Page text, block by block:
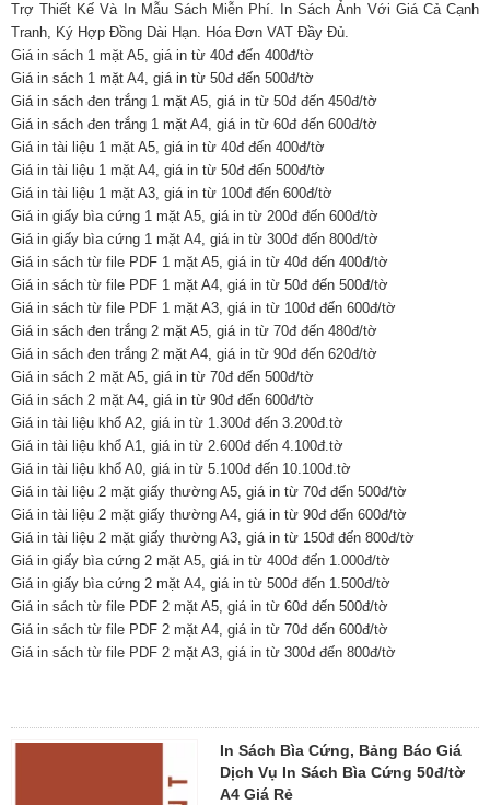
Trợ Thiết Kế Và In Mẫu Sách Miễn Phí. In Sách Ảnh Với Giá Cả Cạnh
Tranh, Ký Hợp Đồng Dài Hạn. Hóa Đơn VAT Đầy Đủ.
Giá in sách 1 mặt A5, giá in từ 40đ đến 400đ/tờ
Giá in sách 1 mặt A4, giá in từ 50đ đến 500đ/tờ
Giá in sách đen trắng 1 mặt A5, giá in từ 50đ đến 450đ/tờ
Giá in sách đen trắng 1 mặt A4, giá in từ 60đ đến 600đ/tờ
Giá in tài liệu 1 mặt A5, giá in từ 40đ đến 400đ/tờ
Giá in tài liệu 1 mặt A4, giá in từ 50đ đến 500đ/tờ
Giá in tài liệu 1 mặt A3, giá in từ 100đ đến 600đ/tờ
Giá in giấy bìa cứng 1 mặt A5, giá in từ 200đ đến 600đ/tờ
Giá in giấy bìa cứng 1 mặt A4, giá in từ 300đ đến 800đ/tờ
Giá in sách từ file PDF 1 mặt A5, giá in từ 40đ đến 400đ/tờ
Giá in sách từ file PDF 1 mặt A4, giá in từ 50đ đến 500đ/tờ
Giá in sách từ file PDF 1 mặt A3, giá in từ 100đ đến 600đ/tờ
Giá in sách đen trắng 2 mặt A5, giá in từ 70đ đến 480đ/tờ
Giá in sách đen trắng 2 mặt A4, giá in từ 90đ đến 620đ/tờ
Giá in sách 2 mặt A5, giá in từ 70đ đến 500đ/tờ
Giá in sách 2 mặt A4, giá in từ 90đ đến 600đ/tờ
Giá in tài liệu khổ A2, giá in từ 1.300đ đến 3.200đ.tờ
Giá in tài liệu khổ A1, giá in từ 2.600đ đến 4.100đ.tờ
Giá in tài liệu khổ A0, giá in từ 5.100đ đến 10.100đ.tờ
Giá in tài liệu 2 mặt giấy thường A5, giá in từ 70đ đến 500đ/tờ
Giá in tài liệu 2 mặt giấy thường A4, giá in từ 90đ đến 600đ/tờ
Giá in tài liệu 2 mặt giấy thường A3, giá in từ 150đ đến 800đ/tờ
Giá in giấy bìa cứng 2 mặt A5, giá in từ 400đ đến 1.000đ/tờ
Giá in giấy bìa cứng 2 mặt A4, giá in từ 500đ đến 1.500đ/tờ
Giá in sách từ file PDF 2 mặt A5, giá in từ 60đ đến 500đ/tờ
Giá in sách từ file PDF 2 mặt A4, giá in từ 70đ đến 600đ/tờ
Giá in sách từ file PDF 2 mặt A3, giá in từ 300đ đến 800đ/tờ
In Sách Bìa Cứng, Bảng Báo Giá
Dịch Vụ In Sách Bìa Cứng 50đ/tờ
A4 Giá Rẻ